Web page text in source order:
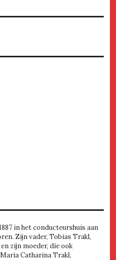
in het conducteurshuis aan
Zijn vader, Tobias Trakl,
zijn moeder, die ook
Catharina Trakl,